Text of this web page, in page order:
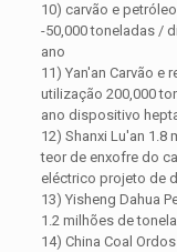
10) carvão e
-50,000 toneladas /
ano
11) Yan'an Carvão
utilização 200,000
ano dispositivo
12) Shanxi Lu'an
teor de enxofre do
eléctrico projeto de
13) Yisheng Dahua
1.2 milhões de
14) China Coal